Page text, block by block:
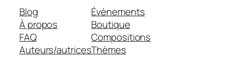
Blog
À propos
FAQ
Auteurs/autrices
Évènements
Boutique
Compositions
Thèmes